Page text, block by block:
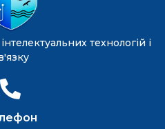
технологій і